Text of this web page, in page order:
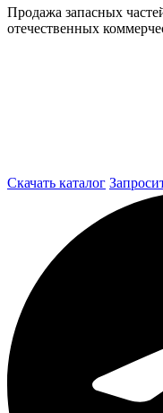
Продажа запасных
отечественных
Скачать каталог